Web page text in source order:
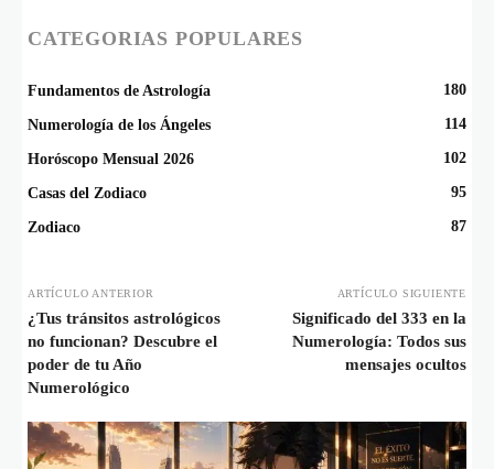
CATEGORIAS POPULARES
Fundamentos de Astrología 180
Numerología de los Ángeles 114
Horóscopo Mensual 2026 102
Casas del Zodiaco 95
Zodiaco 87
ARTÍCULO ANTERIOR
¿Tus tránsitos astrológicos
no funcionan? Descubre el
poder de tu Año
Numerológico
ARTÍCULO SIGUIENTE
Significado del 333 en la
Numerología: Todos sus
mensajes ocultos